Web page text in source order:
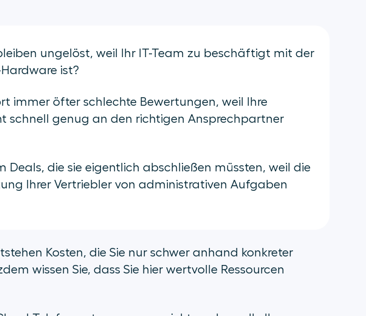
ungelöst, weil Ihr IT-Team zu beschäftigt mit der
ist?
immer öfter schlechte Bewertungen, weil Ihre
schnell genug an den richtigen Ansprechpartner
Deals, die sie eigentlich abschließen müssten, weil die
Ihrer Vertriebler von administrativen Aufgaben
Kosten, die Sie nur schwer anhand konkreter
wissen Sie, dass Sie hier wertvolle Ressourcen